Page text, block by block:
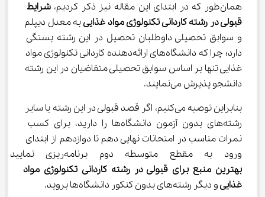
همان‌طور که در ابتدای این مقاله نیز ذکر کردیم،
شرایط
قبولی در رشتهﻛﺎردانیﺗﻜﻨﻮﻟﻮژی ﻣﻮاد ﻏﺬایی به معدل دیپلم
و سوابق تحصیلی داوطلبان تحصیل در این رشته بستگی
دارد؛ چرا که دانشگاه‌های ارائه‌دهنده کاردانی تکنولوژی مواد
غذایی تنها بر اساس سوابق تحصیلی متقاضیان در این رشته
دانشجو پذیرش می‌نمایند.
بنابراین توصیه می‌کنیم، اگر قصد قبولی در این رشته یا سایر
رشته‌های بدون آزمون دانشگاه‌ها را دارید، برای کسب
نمرات مناسب در امتحانات نهایی دهم تا دوازدهم از ابتدای
ورود به مقطع متوسطه دوم برنامه‌ریزی نمایید و به سراغ
بهترین منبع برای قبولی در رشته ﻛﺎردانی ﺗﻜﻨﻮﻟﻮژی ﻣﻮاد
ﻏﺬایی و دیگر رشته‌های بدون کنکور دانشگاه‌ها بروید.